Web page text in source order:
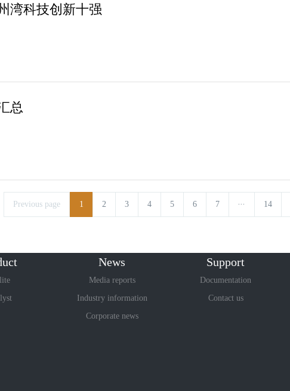
湾科技创新十强
总
Previous page 1 2 3 4 5 6 7 ... 14
News
Media reports
Industry information
Corporate news
Support
Documentation
Contact us